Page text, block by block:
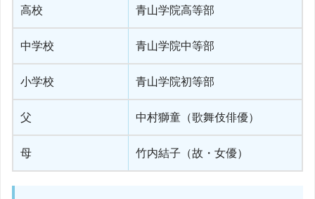
高校 青山学院高等部
中学校 青山学院中等部
小学校 青山学院初等部
父 中村獅童（歌舞伎俳優）
母 竹内結子（故・女優）